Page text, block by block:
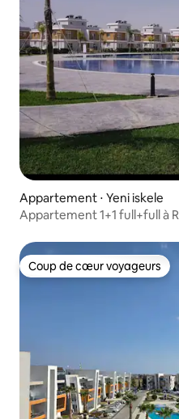
Appartement ⋅ Yeni iskele
Appartement 1+1 full+full à
Coup de cœur voyageurs
Coup de cœur voyageurs